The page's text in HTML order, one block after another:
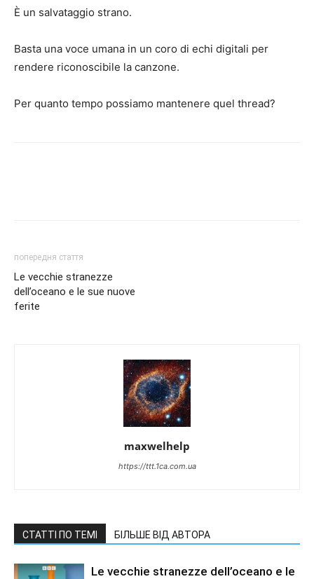
È un salvataggio strano.
Basta una voce umana in un coro di echi digitali per
rendere riconoscibile la canzone.
Per quanto tempo possiamo mantenere quel thread?
попередня стаття
Le vecchie stranezze
dell’oceano e le sue nuove
ferite
maxwelhelp
https://ttt.1ca.com.ua
СТАТТІ ПО ТЕМІ БІЛЬШЕ ВІД АВТОРА
Le vecchie stranezze dell’oceano e le